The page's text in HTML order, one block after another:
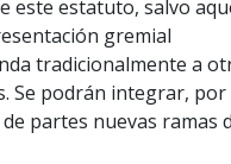
este estatuto, salvo
gremial
tradicionalmente a
Se podrán integrar, por
partes nuevas ramas